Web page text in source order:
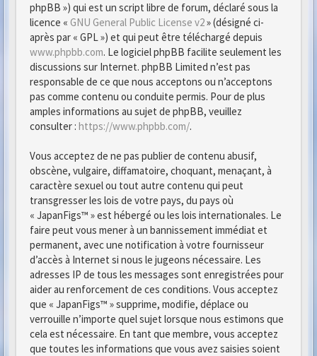
phpBB ») qui est un script libre de forum, déclaré sous la
licence « GNU General Public License v2» (désigné ci-
après par « GPL ») et qui peut être téléchargé depuis
www.phpbb.com. Le logiciel phpBB facilite seulement les
discussions sur Internet. phpBB Limited n’est pas
responsable de ce que nous acceptons ou n’acceptons
pas comme contenu ou conduite permis. Pour de plus
amples informations au sujet de phpBB, veuillez
consulter : https://www.phpbb.com/.
Vous acceptez de ne pas publier de contenu abusif,
obscène, vulgaire, diffamatoire, choquant, menaçant, à
caractère sexuel ou tout autre contenu qui peut
transgresser les lois de votre pays, du pays où
« JapanFigs™ » est hébergé ou les lois internationales. Le
faire peut vous mener à un bannissement immédiat et
permanent, avec une notification à votre fournisseur
d’accès à Internet si nous le jugeons nécessaire. Les
adresses IP de tous les messages sont enregistrées pour
aider au renforcement de ces conditions. Vous acceptez
que « JapanFigs™ » supprime, modifie, déplace ou
verrouille n’importe quel sujet lorsque nous estimons que
cela est nécessaire. En tant que membre, vous acceptez
que toutes les informations que vous avez saisies soient